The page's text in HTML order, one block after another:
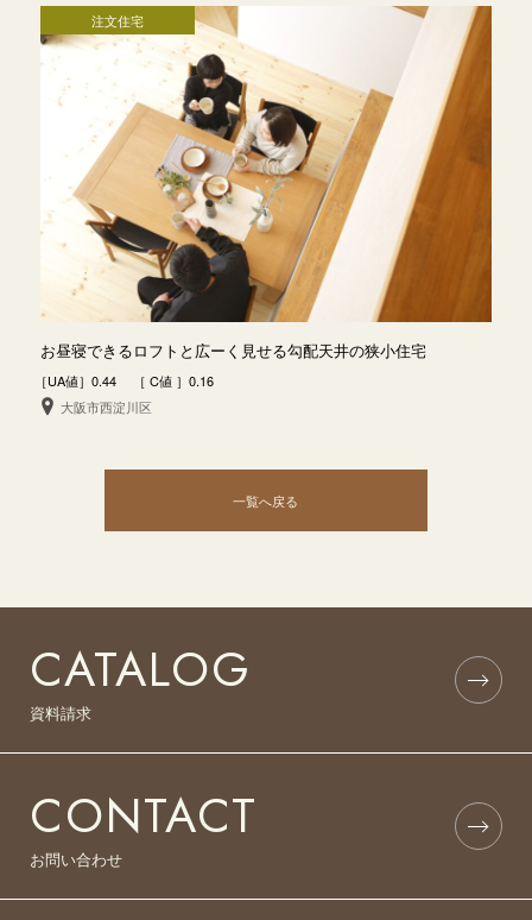
注文住宅
お昼寝できるロフトと広ーく見せる勾配天井の狭小住宅
［UA値］0.44 ［ C値 ］0.16
大阪市西淀川区
一覧へ戻る
CATALOG
資料請求
CONTACT
お問い合わせ